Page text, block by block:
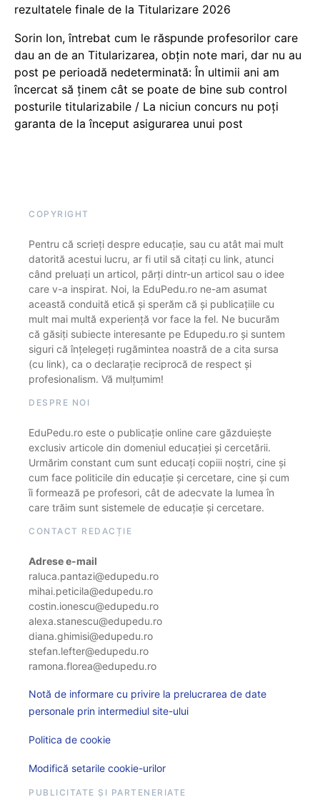
rezultatele finale de la Titularizare 2026
Sorin Ion, întrebat cum le răspunde profesorilor care
dau an de an Titularizarea, obțin note mari, dar nu au
post pe perioadă nedeterminată: În ultimii ani am
încercat să ținem cât se poate de bine sub control
posturile titularizabile / La niciun concurs nu poți
garanta de la început asigurarea unui post
COPYRIGHT
Pentru că scrieți despre educație, sau cu atât mai mult
datorită acestui lucru, ar fi util să citați cu link, atunci
când preluați un articol, părți dintr-un articol sau o idee
care v-a inspirat. Noi, la EduPedu.ro ne-am asumat
această conduită etică și sperăm că și publicațiile cu
mult mai multă experiență vor face la fel. Ne bucurăm
că găsiți subiecte interesante pe Edupedu.ro și suntem
siguri că înțelegeți rugămintea noastră de a cita sursa
(cu link), ca o declarație reciprocă de respect și
profesionalism. Vă mulțumim!
DESPRE NOI
EduPedu.ro este o publicație online care găzduiește
exclusiv articole din domeniul educației și cercetării.
Urmărim constant cum sunt educați copiii noștri, cine și
cum face politicile din educație și cercetare, cine și cum
îi formează pe profesori, cât de adecvate la lumea în
care trăim sunt sistemele de educație și cercetare.
CONTACT REDACȚIE
Adrese e-mail
raluca.pantazi@edupedu.ro
mihai.peticila@edupedu.ro
costin.ionescu@edupedu.ro
alexa.stanescu@edupedu.ro
diana.ghimisi@edupedu.ro
stefan.lefter@edupedu.ro
ramona.florea@edupedu.ro
Notă de informare cu privire la prelucrarea de date
personale prin intermediul site-ului
Politica de cookie
Modifică setarile cookie-urilor
PUBLICITATE ȘI PARTENERIATE